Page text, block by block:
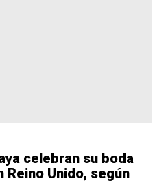
celebran su boda
Reino Unido, según